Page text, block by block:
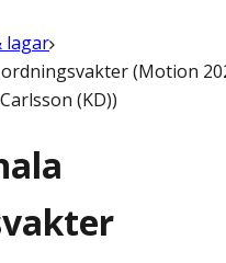
lagar
(Motion
(KD))